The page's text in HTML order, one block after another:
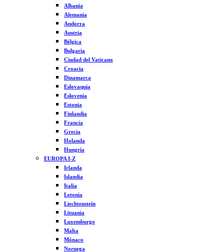
Albania
Alemania
Andorra
Austria
Bélgica
Bulgaria
Ciudad del Vaticano
Croacia
Dinamarca
Eslovaquia
Eslovenia
Estonia
Finlandia
Francia
Grecia
Holanda
Hungría
EUROPA I-Z
Irlanda
Islandia
Italia
Letonia
Liechtenstein
Lituania
Luxemburgo
Malta
Mónaco
Noruega